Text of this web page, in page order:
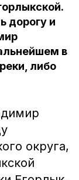
дорогу и
в
либо
округа,